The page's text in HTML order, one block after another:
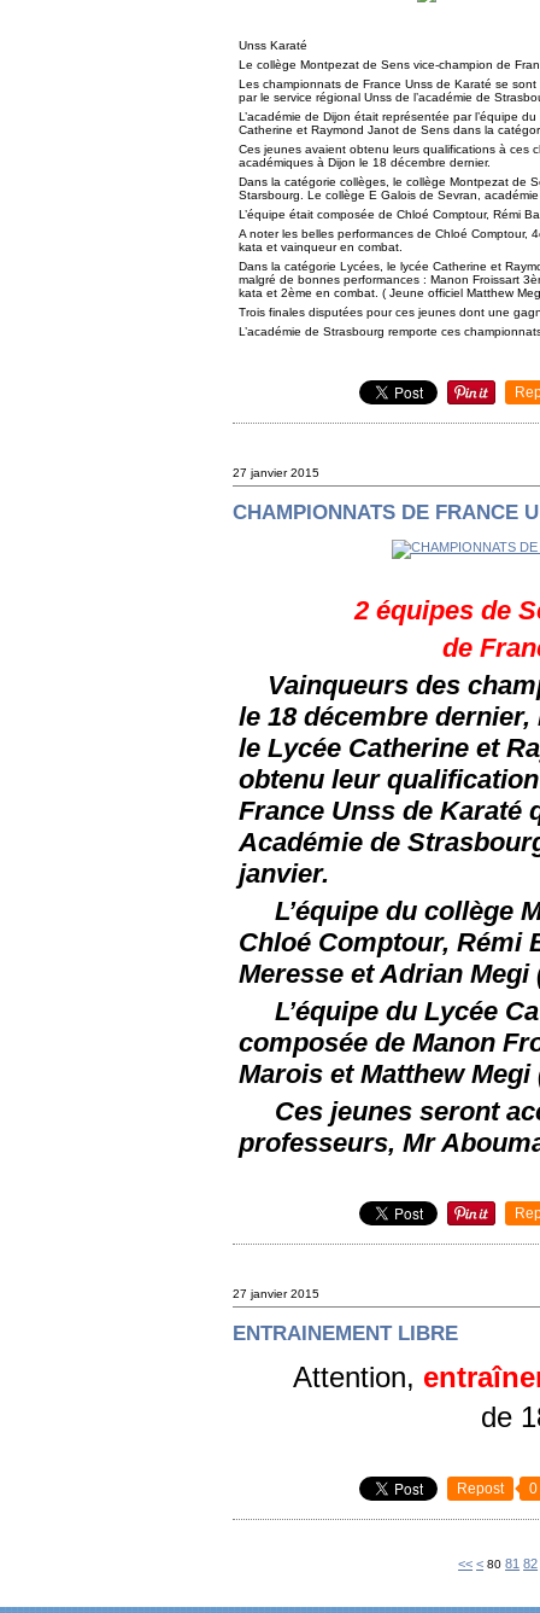
Unss Karaté
Le collège Montpezat de Sens vice-champion de
Les championnats de France Unss de Karaté se
par le service régional Unss de l’académie de
L’académie de Dijon était représentée par l’équipe
Catherine et Raymond Janot de Sens dans la
Ces jeunes avaient obtenu leurs qualifications à ces
académiques à Dijon le 18 décembre dernier.
Dans la catégorie collèges, le collège Montpezat de
Starsbourg. Le collège E Galois de Sevran,
L’équipe était composée de Chloé Comptour, Rémi
A noter les belles performances de Chloé
kata et vainqueur en combat.
Dans la catégorie Lycées, le lycée Catherine et
malgré de bonnes performances : Manon Froissart
kata et 2ème en combat. ( Jeune officiel Matthew
Trois finales disputées pour ces jeunes dont une
L’académie de Strasbourg remporte ces
27 janvier 2015
CHAMPIONNATS DE FRANCE
2 équipes de
de
Vainqueurs des
le 18 décembre
le Lycée Catherine et
obtenu leur
France Unss de Karaté
Académie de
janvier.
L’équipe du collège
Chloé Comptour, Rémi
Meresse et Adrian
L’équipe du Lycée
composée de Manon
Marois et Matthew
Ces jeunes seront
professeurs, Mr
27 janvier 2015
ENTRAINEMENT LIBRE
Attention,
de
Repost 0
<< < 10
20
30
40
50
60
70
80 81 82